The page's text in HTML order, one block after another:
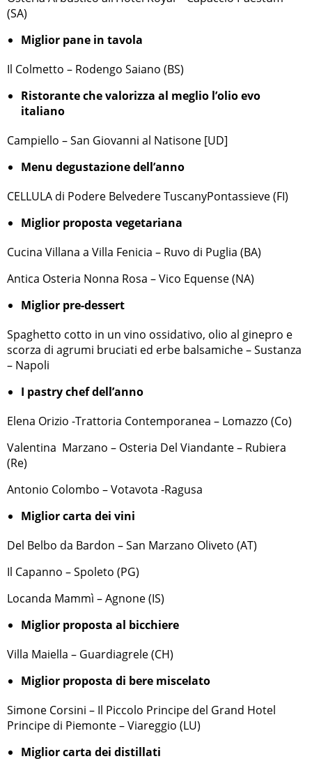
(SA)
Miglior pane in tavola
Il Colmetto – Rodengo Saiano (BS)
Ristorante che valorizza al meglio l’olio evo
italiano
Campiello – San Giovanni al Natisone [UD]
Menu degustazione dell’anno
CELLULA di Podere Belvedere TuscanyPontassieve (FI)
Miglior proposta vegetariana
Cucina Villana a Villa Fenicia – Ruvo di Puglia (BA)
Antica Osteria Nonna Rosa – Vico Equense (NA)
Miglior pre-dessert
Spaghetto cotto in un vino ossidativo, olio al ginepro e
scorza di agrumi bruciati ed erbe balsamiche – Sustanza
– Napoli
I pastry chef dell’anno
Elena Orizio -Trattoria Contemporanea – Lomazzo (Co)
Valentina Marzano – Osteria Del Viandante – Rubiera
(Re)
Antonio Colombo – Votavota -Ragusa
Miglior carta dei vini
Del Belbo da Bardon – San Marzano Oliveto (AT)
Il Capanno – Spoleto (PG)
Locanda Mammì – Agnone (IS)
Miglior proposta al bicchiere
Villa Maiella – Guardiagrele (CH)
Miglior proposta di bere miscelato
Simone Corsini – Il Piccolo Principe del Grand Hotel
Principe di Piemonte – Viareggio (LU)
Miglior carta dei distillati